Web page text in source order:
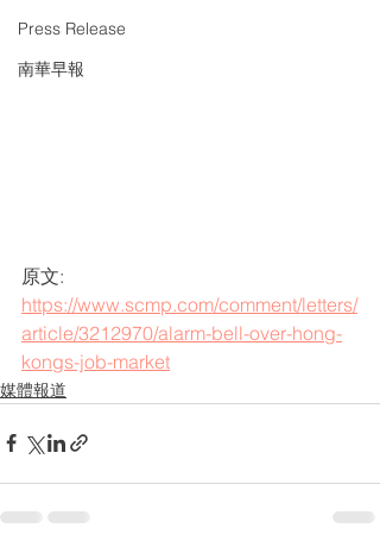
Press Release
南華早報
原文:
https://www.scmp.com/comment/letters/
article/3212970/alarm-bell-over-hong-
kongs-job-market
媒體報道